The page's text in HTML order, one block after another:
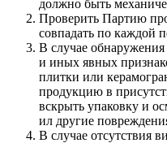
должно быть
Проверить Партию
совпадать по каждой
В случае
и иных явных
плитки или
продукцию в
вскрыть упаковку и
ил другие
В случае отсутствия